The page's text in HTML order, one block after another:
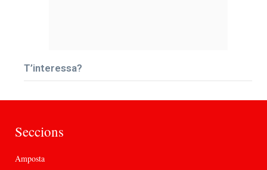
T’interessa?
Seccions
Amposta